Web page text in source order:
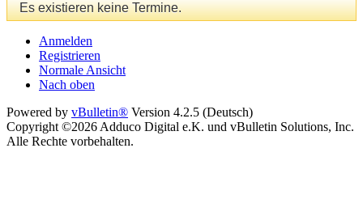
Es existieren keine Termine.
Anmelden
Registrieren
Normale Ansicht
Nach oben
Powered by vBulletin® Version 4.2.5 (Deutsch)
Copyright ©2026 Adduco Digital e.K. und vBulletin Solutions, Inc.
Alle Rechte vorbehalten.